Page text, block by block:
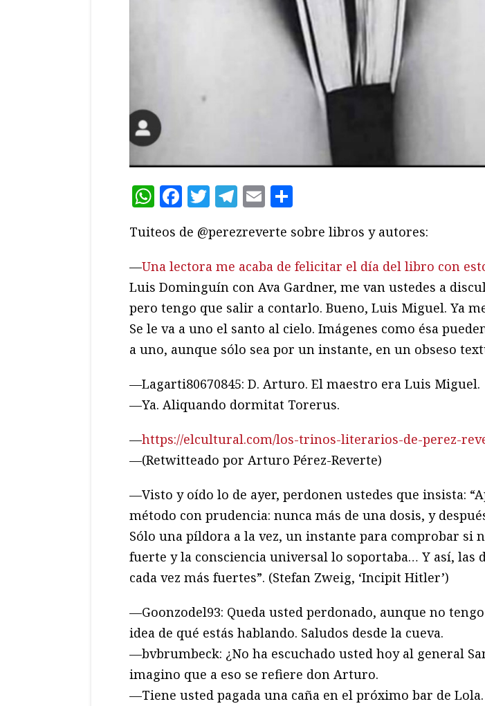
WhatsApp
Facebook
Twitter
Telegram
Email
Tuiteos de @perezreverte sobre libros y autores:
—Una lectora me acaba de felicitar el día del libro con
Luis Dominguín con Ava Gardner, me van ustedes a
pero tengo que salir a contarlo. Bueno, Luis Miguel. Ya
Se le va a uno el santo al cielo. Imágenes como ésa
a uno, aunque sólo sea por un instante, en un obseso
—Lagarti80670845: D. Arturo. El maestro era Luis Miguel.
—Ya. Aliquando dormitat Torerus.
—https://elcultural.com/los-trinos-literarios-de-perez-
—(Retwitteado por Arturo Pérez-Reverte)
—Visto y oído lo de ayer, perdonen ustedes que insista:
método con prudencia: nunca más de una dosis, y
Sólo una píldora a la vez, un instante para comprobar si
fuerte y la consciencia universal lo soportaba… Y así, las
cada vez más fuertes”. (Stefan Zweig, ‘Incipit Hitler’)
—Goonzodel93: Queda usted perdonado, aunque no
idea de qué estás hablando. Saludos desde la cueva.
—bvbrumbeck: ¿No ha escuchado usted hoy al general
imagino que a eso se refiere don Arturo.
—Tiene usted pagada una caña en el próximo bar de Lola.